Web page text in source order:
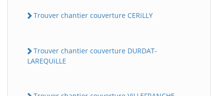
Trouver chantier couverture CERiLLY
Trouver chantier couverture DURDAT-
LAREQUiLLE